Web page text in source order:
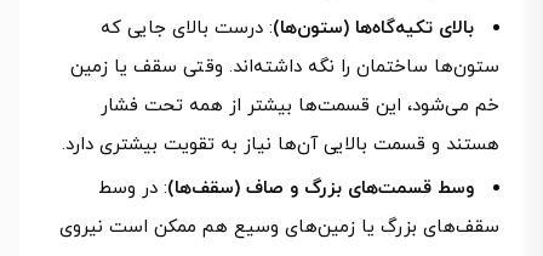
بالای تکیه‌گاه‌ها (ستون‌ها): درست بالای جایی که
ستون‌ها ساختمان را نگه داشته‌اند. وقتی سقف یا زمین
خم می‌شود، این قسمت‌ها بیشتر از همه تحت فشار
هستند و قسمت بالایی آن‌ها نیاز به تقویت بیشتری دارد.
وسط قسمت‌های بزرگ و صاف (سقف‌ها): در وسط
سقف‌های بزرگ یا زمین‌های وسیع هم ممکن است نیروی